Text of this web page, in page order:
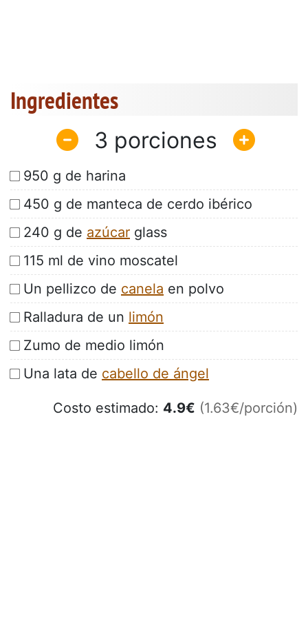
Ingredientes
3
950 g de harina
450 g de manteca de cerdo ibérico
240 g de azúcar glass
115 ml de vino moscatel
Un pellizco de canela en polvo
Ralladura de un limón
Zumo de medio limón
Una lata de cabello de ángel
Costo estimado: 4.9€ (1.63€/porción)